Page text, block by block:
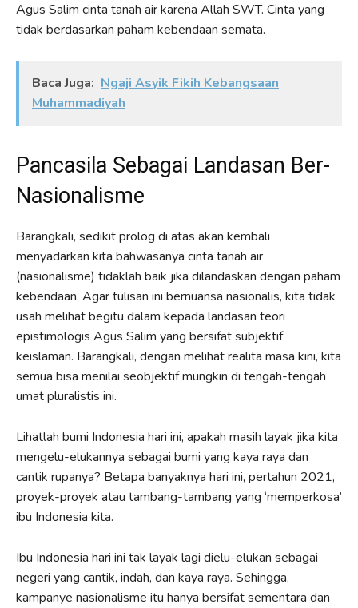
Agus Salim cinta tanah air karena Allah SWT. Cinta yang
tidak berdasarkan paham kebendaan semata.
Baca Juga: Ngaji Asyik Fikih Kebangsaan
Muhammadiyah
Pancasila Sebagai Landasan Ber-
Nasionalisme
Barangkali, sedikit prolog di atas akan kembali
menyadarkan kita bahwasanya cinta tanah air
(nasionalisme) tidaklah baik jika dilandaskan dengan paham
kebendaan. Agar tulisan ini bernuansa nasionalis, kita tidak
usah melihat begitu dalam kepada landasan teori
epistimologis Agus Salim yang bersifat subjektif
keislaman. Barangkali, dengan melihat realita masa kini, kita
semua bisa menilai seobjektif mungkin di tengah-tengah
umat pluralistis ini.
Lihatlah bumi Indonesia hari ini, apakah masih layak jika kita
mengelu-elukannya sebagai bumi yang kaya raya dan
cantik rupanya? Betapa banyaknya hari ini, pertahun 2021,
proyek-proyek atau tambang-tambang yang ‘memperkosa’
ibu Indonesia kita.
Ibu Indonesia hari ini tak layak lagi dielu-elukan sebagai
negeri yang cantik, indah, dan kaya raya. Sehingga,
kampanye nasionalisme itu hanya bersifat sementara dan